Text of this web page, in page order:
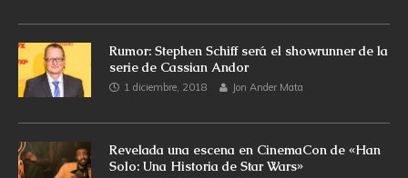
Rumor: Stephen Schiff será el showrunner de la
serie de Cassian Andor
1 diciembre, 2018 Jon Ander Mata
Revelada una escena en CinemaCon de «Han
Solo: Una Historia de Star Wars»